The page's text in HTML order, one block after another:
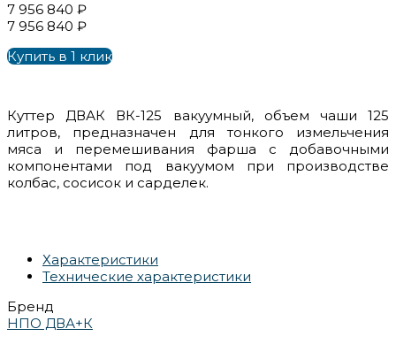
7 956 840 ₽
7 956 840 ₽
Купить в 1 клик
Куттер ДВАК ВК-125 вакуумный, объем чаши 125
литров, предназначен для тонкого измельчения
мяса и перемешивания фарша с добавочными
компонентами под вакуумом при производстве
колбас, сосисок и сарделек.
Характеристики
Технические характеристики
Бренд
НПО ДВА+К